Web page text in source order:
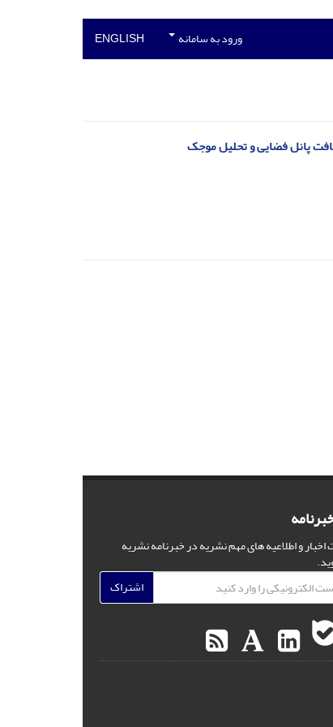
ورود به سامانه ENGLISH
پانل فضایی و تحلیل موجک
اخبار و اطلاعیه های مهم نشریه در خبرنامه نشریه
اشتراک